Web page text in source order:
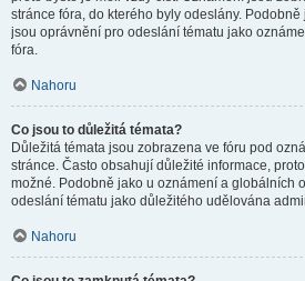
stránce fóra, do kterého byly odeslány.
jsou oprávnění pro odeslání tématu jako
fóra.
Nahoru
Co jsou to důležitá témata?
Důležitá témata jsou zobrazena ve fóru pod
stránce. Často obsahují důležité informace,
možné. Podobně jako u oznámení a globálních
odeslání tématu jako důležitého udělována
Nahoru